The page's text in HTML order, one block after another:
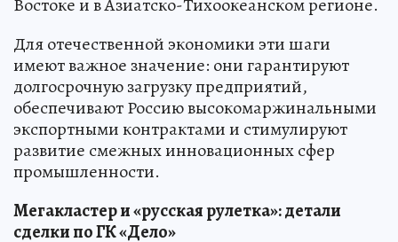
Для отечественной экономики эти шаги
имеют важное значение: они гарантируют
долгосрочную загрузку предприятий,
обеспечивают Россию высокомаржинальными
экспортными контрактами и стимулируют
развитие смежных инновационных сфер
промышленности.
Мегакластер и «русская рулетка»: детали
сделки по ГК «Дело»